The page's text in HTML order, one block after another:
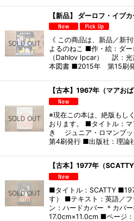
【新品】 ダーロフ・イプ
《 この商品は、新品／新
よるのねこ ■作・絵：ダー
（Dahlov Ipcar） 訳：光
本図書 ■2015年 第15刷
【古本】1967年（マアお
※現在この本は、絶版もし
おります。 ■タイトル：
き ジュニア・ロマンブ
第4刷発行 ■出版社：理論
【古本】1977年（SCATTY
■タイトル：SCATTY
す） ■テキスト：英語／
ン：ハードカバー ＊カバ
17.0cm×11.0cm ■ページ